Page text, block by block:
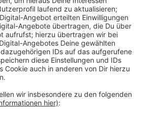
die Polizei heute mitteilt,
mindestens vier
die Wache genommen.
19.07.2019 11:40